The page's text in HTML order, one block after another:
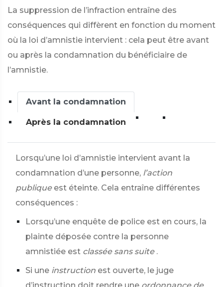
La suppression de l’infraction entraîne des
conséquences qui diffèrent en fonction du moment
où la loi d’amnistie intervient : cela peut être avant
ou après la condamnation du bénéficiaire de
l’amnistie.
Avant la condamnation
Après la condamnation
Lorsqu’une loi d’amnistie intervient avant la
condamnation d’une personne, l’action
publique est éteinte. Cela entraîne différentes
conséquences :
Lorsqu’une enquête de police est en cours, la
plainte déposée contre la personne
amnistiée est classée sans suite .
Si une instruction est ouverte, le juge